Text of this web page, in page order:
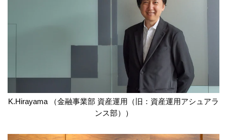
K.Hirayama （金融事業部 資産運用（旧：資産運用アシュアラ
ンス部））